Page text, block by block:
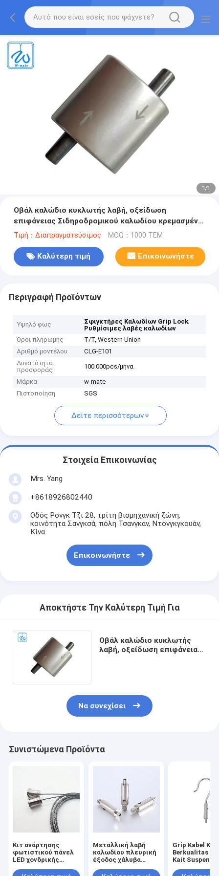
1/1
Οβάλ καλώδιο κυκλωτής λαβή, οξείδωση
επιφάνειας Σιδηροδρομικού καλωδίου κρεμασμένο
σύστημα
Τιμή：Διαπραγματεύσιμος MOQ：1000 ΤΕΜ
Καλύτερη τιμή Επικοινωνήστε
Περιγραφή Προϊόντων
Υψηλό φως Σφιγκτήρες Καλωδίων Grip Lock,
Ρυθμίσιμες λαβές καλωδίων
Όροι πληρωμής
T/T, Western Union
Αριθμό μοντέλου
CLG-E101
Δυνατότητα
προσφοράς
100.000pcs/μήνα
Μάρκα
w-mate
Πιστοποίηση
SGS
Δείτε περισσότερων
Στοιχεία Επικοινωνίας
Mrs. Yang
+8618926802440
Οδός Ρονγκ Τζι 28, τρίτη βιομηχανική ζώνη,
κοινότητα Σανγκσά, πόλη Τσανγκάν, Ντονγκγκουάν,
Κίνα.
Επικοινωνήστε
Αποκτήστε Την Καλύτερη Τιμή Για
Οβάλ καλώδιο κυκλωτής
λαβή, οξείδωση επιφάνειας
Να συνεχίσει
Συνιστώμενα Προϊόντα
Κιτ ανάρτησης
φωτιστικού πάνελ
LED χονδρικής
ανάρτησης, γρήγορα
Μεταλλική λαβή
καλωδίου πλευρική
έξοδος χάλυβα
σταυρό λαβή
Grip Kabel
Berkualitas
Kait Suspensi
Fitting